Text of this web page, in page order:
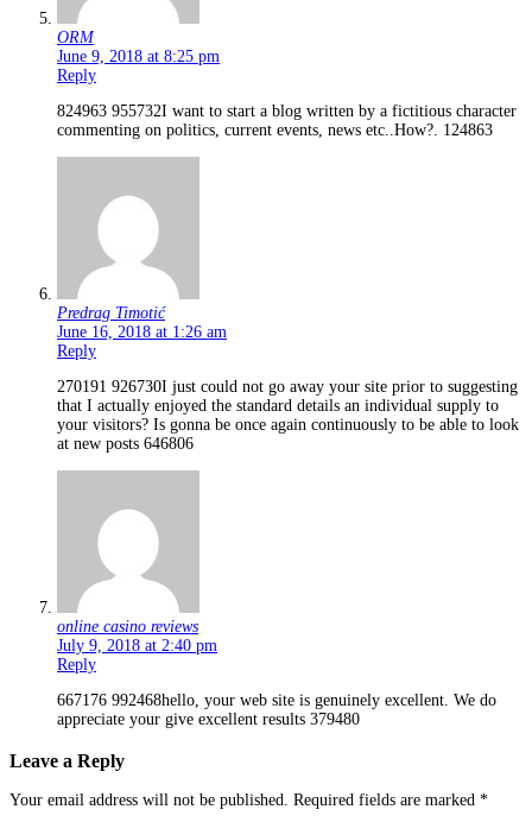
ORM
June 9, 2018 at 8:25 pm
Reply
824963 955732I want to start a blog written by a fictitious character
commenting on politics, current events, news etc..How?. 124863
Predrag Timotić
June 16, 2018 at 1:26 am
Reply
270191 926730I just could not go away your site prior to suggesting
that I actually enjoyed the standard details an individual supply to
your visitors? Is gonna be once again continuously to be able to look
at new posts 646806
online casino reviews
July 9, 2018 at 2:40 pm
Reply
667176 992468hello, your web site is genuinely excellent. We do
appreciate your give excellent results 379480
Leave a Reply
Your email address will not be published. Required fields are marked *